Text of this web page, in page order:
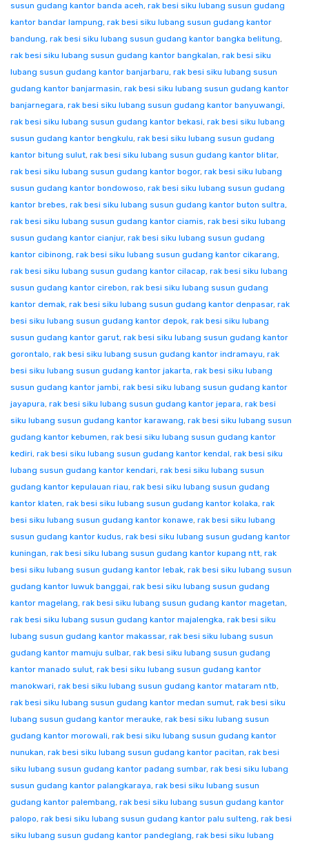
susun gudang kantor banda aceh, rak besi siku lubang susun gudang
kantor bandar lampung, rak besi siku lubang susun gudang kantor
bandung, rak besi siku lubang susun gudang kantor bangka belitung,
rak besi siku lubang susun gudang kantor bangkalan, rak besi siku
lubang susun gudang kantor banjarbaru, rak besi siku lubang susun
gudang kantor banjarmasin, rak besi siku lubang susun gudang kantor
banjarnegara, rak besi siku lubang susun gudang kantor banyuwangi,
rak besi siku lubang susun gudang kantor bekasi, rak besi siku lubang
susun gudang kantor bengkulu, rak besi siku lubang susun gudang
kantor bitung sulut, rak besi siku lubang susun gudang kantor blitar,
rak besi siku lubang susun gudang kantor bogor, rak besi siku lubang
susun gudang kantor bondowoso, rak besi siku lubang susun gudang
kantor brebes, rak besi siku lubang susun gudang kantor buton sultra,
rak besi siku lubang susun gudang kantor ciamis, rak besi siku lubang
susun gudang kantor cianjur, rak besi siku lubang susun gudang
kantor cibinong, rak besi siku lubang susun gudang kantor cikarang,
rak besi siku lubang susun gudang kantor cilacap, rak besi siku lubang
susun gudang kantor cirebon, rak besi siku lubang susun gudang
kantor demak, rak besi siku lubang susun gudang kantor denpasar, rak
besi siku lubang susun gudang kantor depok, rak besi siku lubang
susun gudang kantor garut, rak besi siku lubang susun gudang kantor
gorontalo, rak besi siku lubang susun gudang kantor indramayu, rak
besi siku lubang susun gudang kantor jakarta, rak besi siku lubang
susun gudang kantor jambi, rak besi siku lubang susun gudang kantor
jayapura, rak besi siku lubang susun gudang kantor jepara, rak besi
siku lubang susun gudang kantor karawang, rak besi siku lubang susun
gudang kantor kebumen, rak besi siku lubang susun gudang kantor
kediri, rak besi siku lubang susun gudang kantor kendal, rak besi siku
lubang susun gudang kantor kendari, rak besi siku lubang susun
gudang kantor kepulauan riau, rak besi siku lubang susun gudang
kantor klaten, rak besi siku lubang susun gudang kantor kolaka, rak
besi siku lubang susun gudang kantor konawe, rak besi siku lubang
susun gudang kantor kudus, rak besi siku lubang susun gudang kantor
kuningan, rak besi siku lubang susun gudang kantor kupang ntt, rak
besi siku lubang susun gudang kantor lebak, rak besi siku lubang susun
gudang kantor luwuk banggai, rak besi siku lubang susun gudang
kantor magelang, rak besi siku lubang susun gudang kantor magetan,
rak besi siku lubang susun gudang kantor majalengka, rak besi siku
lubang susun gudang kantor makassar, rak besi siku lubang susun
gudang kantor mamuju sulbar, rak besi siku lubang susun gudang
kantor manado sulut, rak besi siku lubang susun gudang kantor
manokwari, rak besi siku lubang susun gudang kantor mataram ntb,
rak besi siku lubang susun gudang kantor medan sumut, rak besi siku
lubang susun gudang kantor merauke, rak besi siku lubang susun
gudang kantor morowali, rak besi siku lubang susun gudang kantor
nunukan, rak besi siku lubang susun gudang kantor pacitan, rak besi
siku lubang susun gudang kantor padang sumbar, rak besi siku lubang
susun gudang kantor palangkaraya, rak besi siku lubang susun
gudang kantor palembang, rak besi siku lubang susun gudang kantor
palopo, rak besi siku lubang susun gudang kantor palu sulteng, rak besi
siku lubang susun gudang kantor pandeglang, rak besi siku lubang